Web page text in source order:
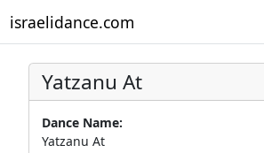
israelidance.com
Yatzanu At
Dance Name:
Yatzanu At